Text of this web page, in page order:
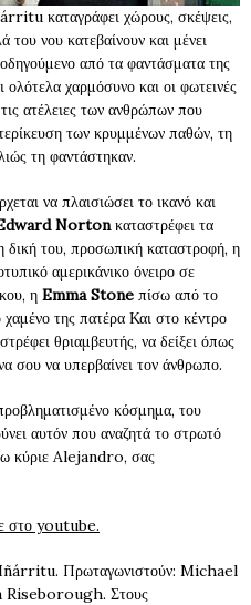
καταγράφει χώρους, σκέψεις,
νου κατεβαίνουν και μένει
από τα φαντάσματα της
χαρμόσυνο και οι φωτεινές
ατέλειες των ανθρώπων που
των κρυμμένων παθών, τη
τη φαντάστηκαν.
να πλαισιώσει το ικανό και
Norton καταστρέφει τα
δική του, προσωπική καταστροφή, η
αμερικάνικο όνειρο σε
η Emma Stone πίσω από το
της πατέρα Και στο κέντρο
θριαμβευτής, να δείξει όπως
σου να υπερβαίνει τον άνθρωπο.
κόσμημα, του
αυτόν που αναζητά το στρωτό
κύριε Alejandro, σας
στο youtube.
Πρωταγωνιστούν: Michael
Στους